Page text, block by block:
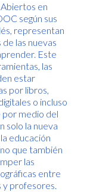
en
según sus
representan
de las nuevas
Este
las
estar
por libros,
o incluso
por medio del
solo la nueva
educación
que también
las
entre
y profesores.